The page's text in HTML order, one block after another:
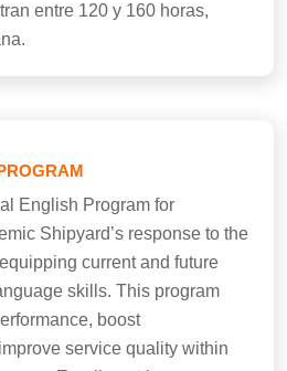
entre 120 y 160 horas,
English Program for
Shipyard’s response to the
current and future
skills. This program
boost
service quality within